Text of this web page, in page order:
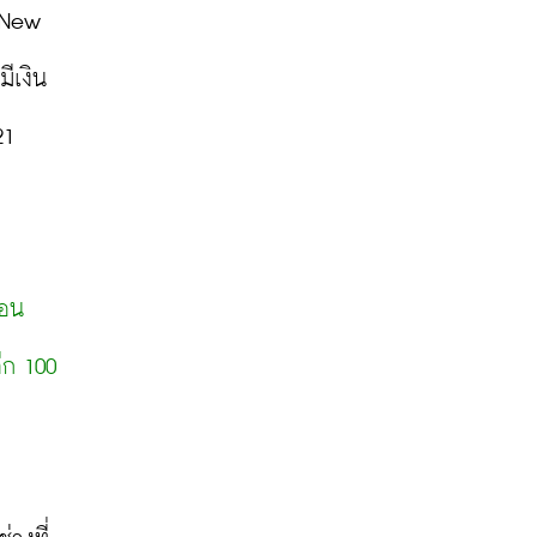
เงิน
น
100